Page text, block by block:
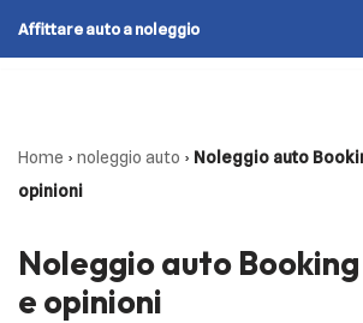
Affittare auto a noleggio
Home › noleggio auto › Noleggio auto
opinioni
Noleggio auto
e opinioni